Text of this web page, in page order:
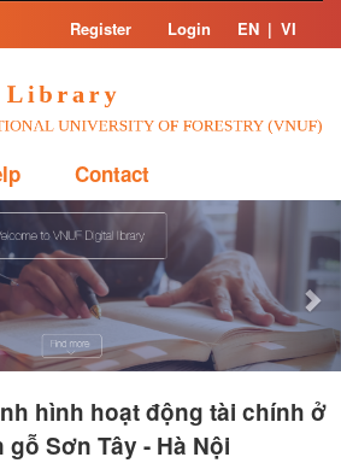
Register Login EN | VI
Contact
hình hoạt động tài chính ở
Sơn Tây - Hà Nội